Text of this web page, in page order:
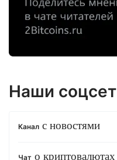
Наши
Канал с новостями
Чат о криптовалютах